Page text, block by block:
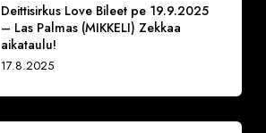
Deittisirkus Love Bileet pe 19.9.2025
– Las Palmas (MIKKELI) Zekkaa
aikataulu!
17.8.2025